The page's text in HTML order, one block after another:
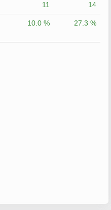
11 14
10.0 % 27.3 %